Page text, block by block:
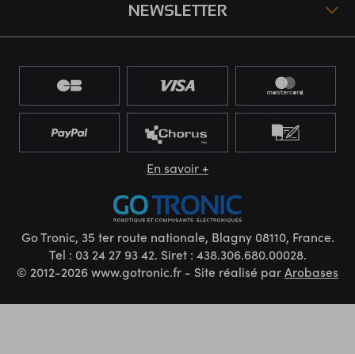
NEWSLETTER
En savoir +
Go Tronic, 35 ter route nationale, Blagny 08110, France.
Tel : 03 24 27 93 42. Siret : 438.306.680.00028.
© 2012-2026 www.gotronic.fr - Site réalisé parArobases